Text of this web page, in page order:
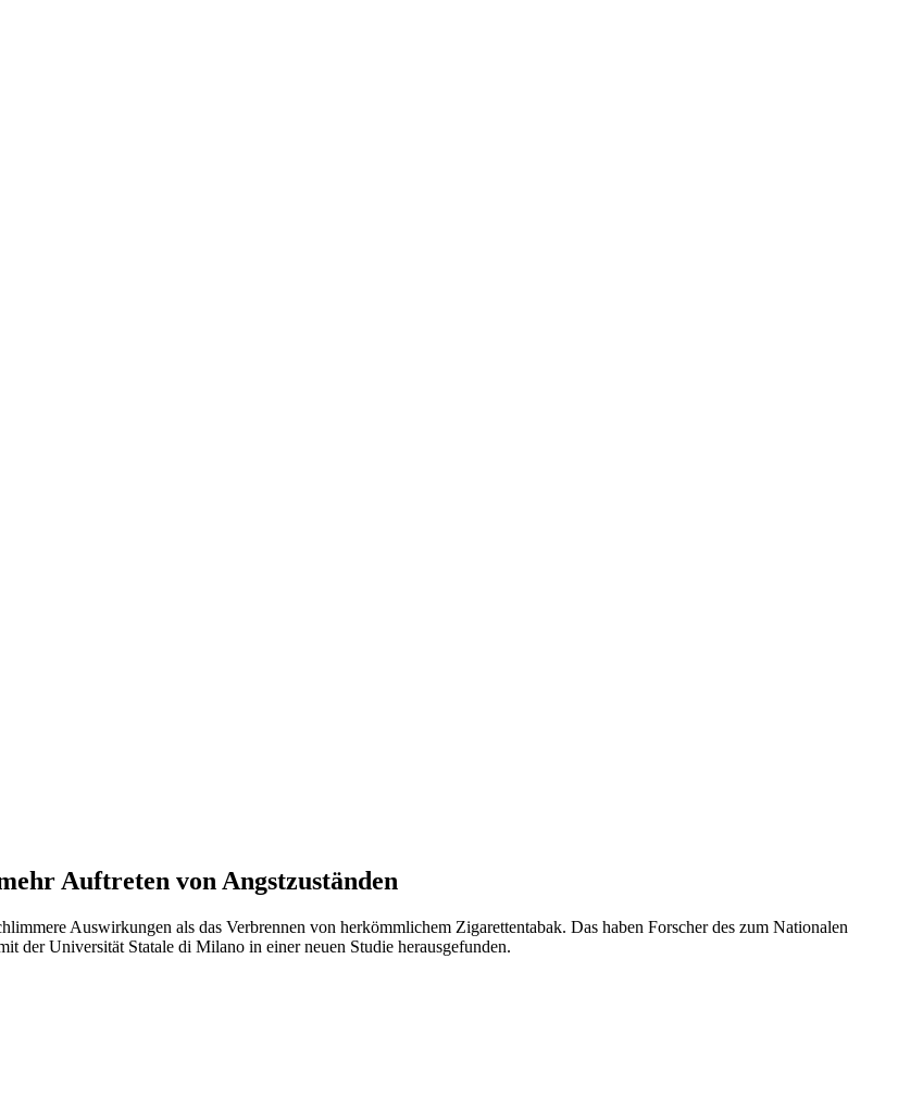
Auftreten von Angstzuständen
Auswirkungen als das Verbrennen von herkömmlichem Zigarettentabak. Das haben Forscher des zum Nationalen
der Universität Statale di Milano in einer neuen Studie herausgefunden.